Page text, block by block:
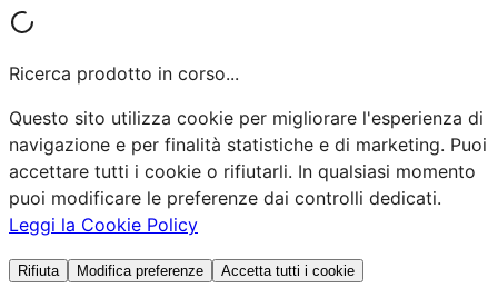
Ricerca prodotto in corso...
Questo sito utilizza cookie per migliorare l'esperienza di
navigazione e per finalità statistiche e di marketing. Puoi
accettare tutti i cookie o rifiutarli. In qualsiasi momento
puoi modificare le preferenze dai controlli dedicati.
Leggi la Cookie Policy
Rifiuta Modifica preferenze Accetta tutti i cookie